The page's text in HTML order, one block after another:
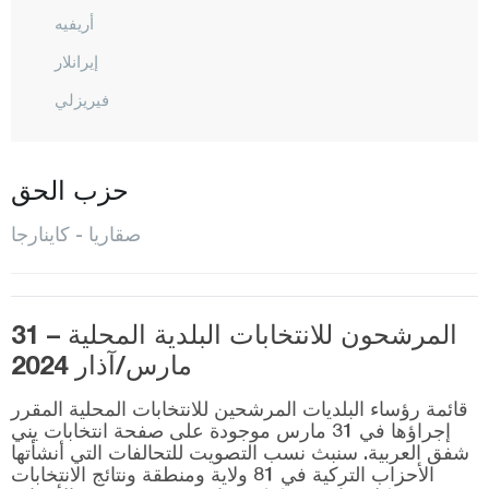
أريفيه
إيرانلار
فيريزلي
هينديك
كاراسو
كاينارجا
كوجاعلي
باموك أوفا
صبانجا
سارديفان
حزب الحق
صقاريا - كاينارجا
المرشحون للانتخابات البلدية المحلية – 31
مارس/آذار 2024
قائمة رؤساء البلديات المرشحين للانتخابات المحلية المقرر
إجراؤها في 31 مارس موجودة على صفحة انتخابات يني
شفق العربية. سنبث نسب التصويت للتحالفات التي أنشأتها
الأحزاب التركية في 81 ولاية ومنطقة ونتائج الانتخابات